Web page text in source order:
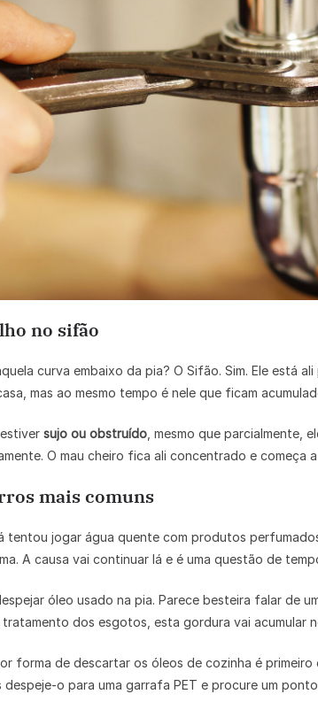
no sifão
curva embaixo da pia? O Sifão. Sim. Ele está
mas ao mesmo tempo é nele que ficam
sujo ou obstruído, mesmo que parcialmente,
O mau cheiro fica ali concentrado e começa
mais comuns
tentou jogar água quente com produtos
A causa vai continuar lá e é uma questão de
óleo usado na pia. Parece besteira falar de
dos esgotos, esta gordura vai acumular
forma de descartar os óleos de cozinha é
despeje-o para uma garrafa PET e procure um